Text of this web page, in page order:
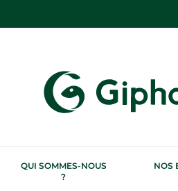
QUI SOMMES-NOUS
?
NOS